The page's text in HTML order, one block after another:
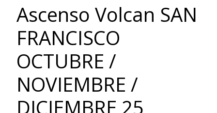
Ascenso Volcan SAN
FRANCISCO
OCTUBRE /
NOVIEMBRE /
DICIEMBRE 25